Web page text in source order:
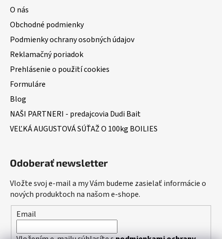
O nás
Obchodné podmienky
Podmienky ochrany osobných údajov
Reklamačný poriadok
Prehlásenie o použití cookies
Formuláre
Blog
NAŠI PARTNERI - predajcovia Dudi Bait
VEĽKÁ AUGUSTOVÁ SÚŤAŽ O 100kg BOILIES
Odoberať newsletter
Vložte svoj e-mail a my Vám budeme zasielať informácie o
nových produktoch na našom e-shope.
Email